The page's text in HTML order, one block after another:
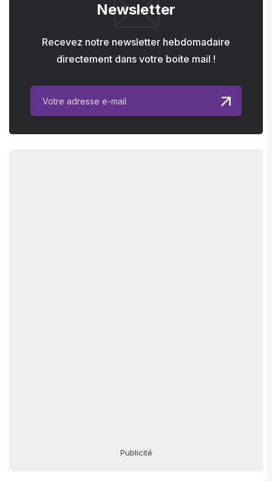
Newsletter
Recevez notre newsletter hebdomadaire
directement dans votre boite mail !
Publicité